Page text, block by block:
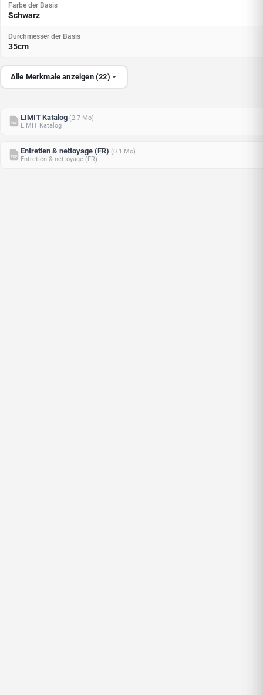
Farbe der Basis
Schwarz
Durchmesser der Basis
35cm
Alle Merkmale anzeigen (22)
PDF
LIMIT Katalog (2.7 Mo)
LIMIT Katalog
PDF
Entretien & nettoyage (FR) (0.1 Mo)
Entretien & nettoyage (FR)